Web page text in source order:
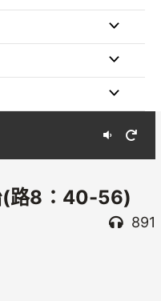
(路8：40-56)
891